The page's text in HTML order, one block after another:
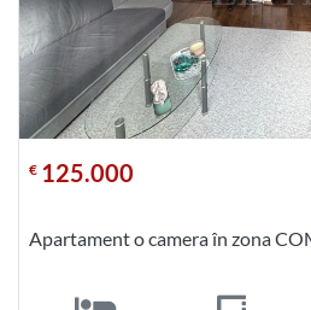
€ 125.000
Apartament o camera în zona